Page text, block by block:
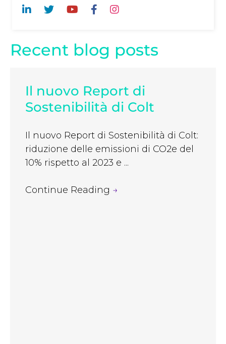
Recent blog posts
Il nuovo Report di
Sostenibilità di Colt
Il nuovo Report di Sostenibilità di Colt:
riduzione delle emissioni di CO2e del
10% rispetto al 2023 e ...
Continue Reading →